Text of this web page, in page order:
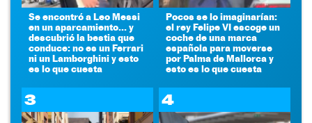
Se encontró a Leo Messi
en un aparcamiento... y
descubrió la bestia que
conduce: no es un Ferrari
ni un Lamborghini y esto
es lo que cuesta
Pocos se lo imaginarían:
el rey Felipe VI escoge un
coche de una marca
española para moverse
por Palma de Mallorca y
esto es lo que cuesta
3 4